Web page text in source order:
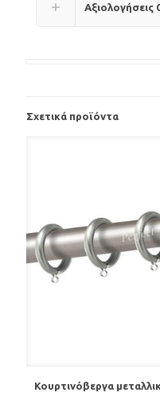
Αξιολογήσεις
Σχετικά προϊόντα
Κουρτινόβεργα